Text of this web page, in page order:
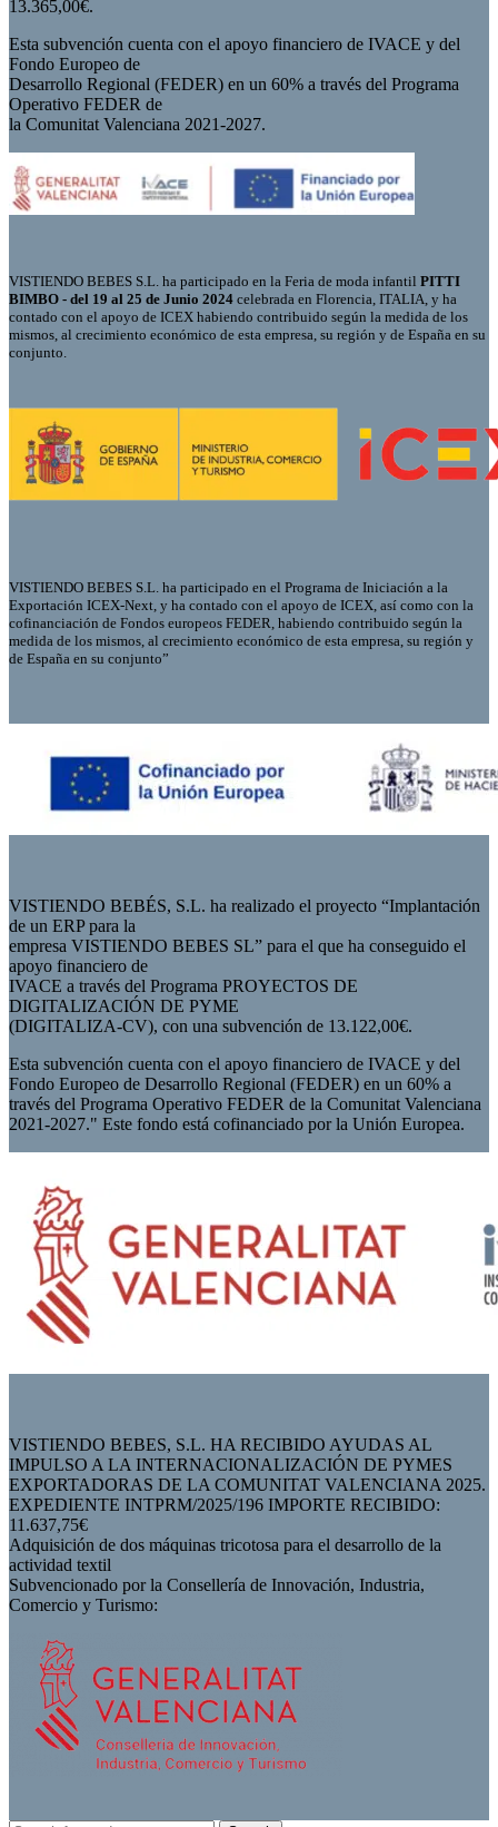
13.365,00€.
Esta subvención cuenta con el apoyo financiero de IVACE y del
Fondo Europeo de
Desarrollo Regional (FEDER) en un 60% a través del Programa
Operativo FEDER de
la Comunitat Valenciana 2021-2027.
VISTIENDO BEBES S.L. ha participado en la Feria de moda infantil PITTI
BIMBO - del 19 al 25 de Junio 2024 celebrada en Florencia, ITALIA, y ha
contado con el apoyo de ICEX habiendo contribuido según la medida de los
mismos, al crecimiento económico de esta empresa, su región y de España en su
conjunto.
VISTIENDO BEBES S.L. ha participado en el Programa de Iniciación a la
Exportación ICEX-Next, y ha contado con el apoyo de ICEX, así como con la
cofinanciación de Fondos europeos FEDER, habiendo contribuido según la
medida de los mismos, al crecimiento económico de esta empresa, su región y
de España en su conjunto”
VISTIENDO BEBÉS, S.L. ha realizado el proyecto “Implantación
de un ERP para la
empresa VISTIENDO BEBES SL” para el que ha conseguido el
apoyo financiero de
IVACE a través del Programa PROYECTOS DE
DIGITALIZACIÓN DE PYME
(DIGITALIZA-CV), con una subvención de 13.122,00€.
Esta subvención cuenta con el apoyo financiero de IVACE y del
Fondo Europeo de Desarrollo Regional (FEDER) en un 60% a
través del Programa Operativo FEDER de la Comunitat Valenciana
2021-2027." Este fondo está cofinanciado por la Unión Europea.
VISTIENDO BEBES, S.L. HA RECIBIDO AYUDAS AL
IMPULSO A LA INTERNACIONALIZACIÓN DE PYMES
EXPORTADORAS DE LA COMUNITAT VALENCIANA 2025.
EXPEDIENTE INTPRM/2025/196 IMPORTE RECIBIDO:
11.637,75€
Adquisición de dos máquinas tricotosa para el desarrollo de la
actividad textil
Subvencionado por la Consellería de Innovación, Industria,
Comercio y Turismo: